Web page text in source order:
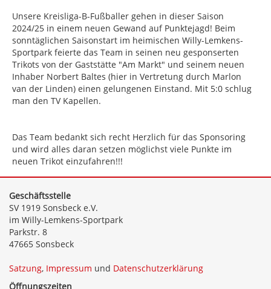
Unsere Kreisliga-B-Fußballer gehen in dieser Saison
2024/25 in einem neuen Gewand auf Punktejagd! Beim
sonntäglichen Saisonstart im heimischen Willy-Lemkens-
Sportpark feierte das Team in seinen neu gesponserten
Trikots von der Gaststätte "Am Markt" und seinem neuen
Inhaber Norbert Baltes (hier in Vertretung durch Marlon
van der Linden) einen gelungenen Einstand. Mit 5:0 schlug
man den TV Kapellen.
Das Team bedankt sich recht Herzlich für das Sponsoring
und wird alles daran setzen möglichst viele Punkte im
neuen Trikot einzufahren!!!
Geschäftsstelle
SV 1919 Sonsbeck e.V.
im Willy-Lemkens-Sportpark
Parkstr. 8
47665 Sonsbeck
Satzung, Impressum und Datenschutzerklärung
Öffnungszeiten